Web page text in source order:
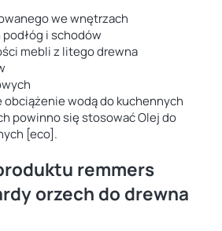
we wnętrzach
i schodów
mebli z litego drewna
obciążenie wodą do kuchennych
powinno się stosować Olej do
[eco].
remmers
orzech do drewna